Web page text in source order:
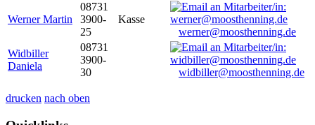
Werner Martin
08731
3900-
25
Kasse
werner@moosthenning.de
Widbiller
Daniela
08731
3900-
30
widbiller@moosthenning.de
drucken nach oben